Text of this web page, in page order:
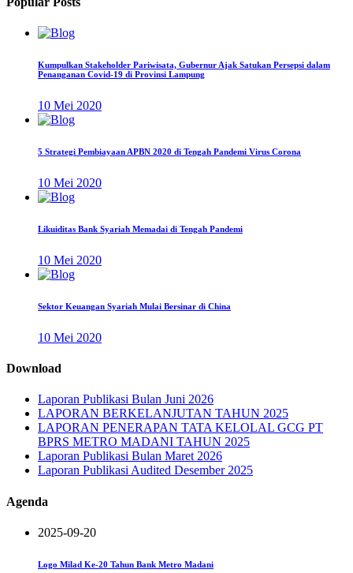
Kumpulkan Stakeholder Pariwisata, Gubernur Ajak Satukan Persepsi dalam
Penanganan Covid-19 di Provinsi Lampung
10 Mei 2020
5 Strategi Pembiayaan APBN 2020 di Tengah Pandemi Virus Corona
10 Mei 2020
Likuiditas Bank Syariah Memadai di Tengah Pandemi
10 Mei 2020
Sektor Keuangan Syariah Mulai Bersinar di China
10 Mei 2020
Download
Laporan Publikasi Bulan Juni 2026
LAPORAN BERKELANJUTAN TAHUN 2025
LAPORAN PENERAPAN TATA KELOLAL GCG PT
BPRS METRO MADANI TAHUN 2025
Laporan Publikasi Bulan Maret 2026
Laporan Publikasi Audited Desember 2025
Agenda
2025-09-20
Logo Milad Ke-20 Tahun Bank Metro Madani